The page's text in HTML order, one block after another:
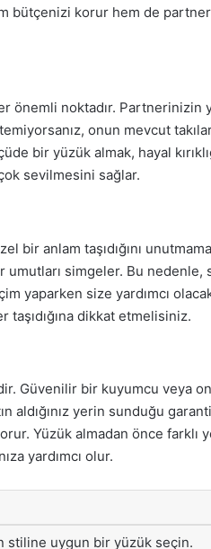
bütçenizi korur hem de
önemli noktadır. Partnerinizin
onun mevcut
bir yüzük almak, hayal
sevilmesini sağlar.
bir anlam taşıdığını
umutları simgeler. Bu
yaparken size yardımcı
dikkat etmelisiniz.
Güvenilir bir kuyumcu veya
aldığınız yerin sunduğu
Yüzük almadan önce farklı
yardımcı olur.
stiline uygun bir yüzük seçin.